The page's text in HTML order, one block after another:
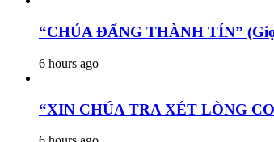
“CHÚA ĐẤNG THÀNH TÍN”
6 hours ago
“XIN CHÚA TRA XÉT LÒNG